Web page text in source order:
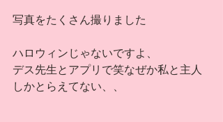
写真をたくさん撮りました
ハロウィンじゃないですよ、
デス先生とアプリで笑なぜか私と主人
しかとらえてない、、